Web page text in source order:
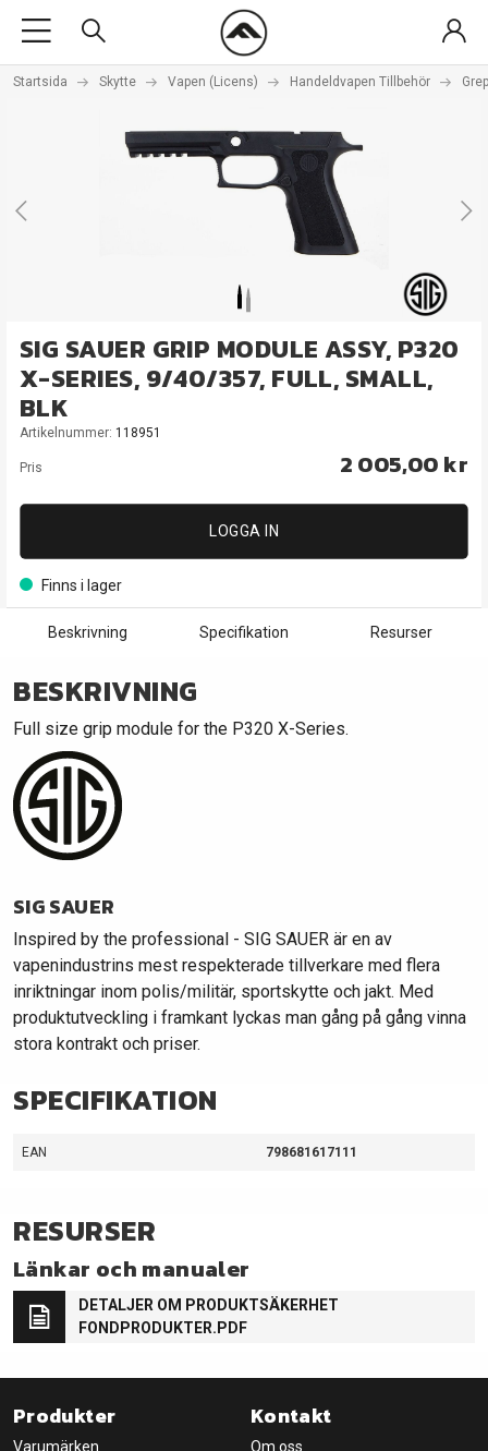
Startsida Skytte Vapen (Licens) Handeldvapen Tillbehör
SIG SAUER GRIP MODULE ASSY, P320
X-SERIES, 9/40/357, FULL, SMALL,
BLK
Artikelnummer: 118951
Pris 2 005,00 kr
LOGGA IN
Finns i lager
Beskrivning Specifikation Resurser
BESKRIVNING
Full size grip module for the P320 X-Series.
SIG SAUER
Inspired by the professional - SIG SAUER är en av
vapenindustrins mest respekterade tillverkare med flera
inriktningar inom polis/militär, sportskytte och jakt. Med
produktutveckling i framkant lyckas man gång på gång vinna
stora kontrakt och priser.
SPECIFIKATION
EAN 798681617111
RESURSER
Länkar och manualer
DETALJER OM PRODUKTSÄKERHET
FONDPRODUKTER.PDF
Produkter
Varumärken
Kontakt
Om oss